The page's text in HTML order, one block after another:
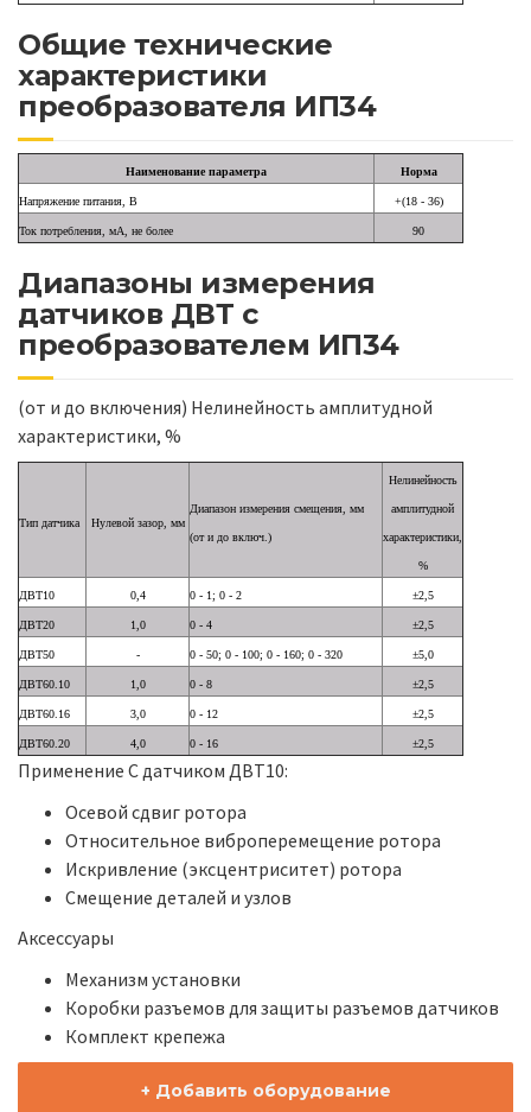
Общие технические
характеристики
преобразователя ИП34
Наименование параметра Норма
Напряжение питания, В +(18 - 36)
Ток потребления, мА, не более 90
Диапазоны измерения
датчиков ДВТ с
преобразователем ИП34
(от и до включения) Нелинейность амплитудной
характеристики, %
Тип датчика Нулевой зазор, мм
Диапазон измерения смещения, мм
(от и до включ.)
Нелинейность
амплитудной
характеристики,
%
ДВТ10 0,4 0 - 1; 0 - 2 ±2,5
ДВТ20 1,0 0 - 4 ±2,5
ДВТ50 - 0 - 50; 0 - 100; 0 - 160; 0 - 320 ±5,0
ДВТ60.10 1,0 0 - 8 ±2,5
ДВТ60.16 3,0 0 - 12 ±2,5
ДВТ60.20 4,0 0 - 16 ±2,5
Применение С датчиком ДВТ10:
Осевой сдвиг ротора
Относительное виброперемещение ротора
Искривление (эксцентриситет) ротора
Смещение деталей и узлов
Аксессуары
Механизм установки
Коробки разъемов для защиты разъемов датчиков
Комплект крепежа
+ Добавить оборудование